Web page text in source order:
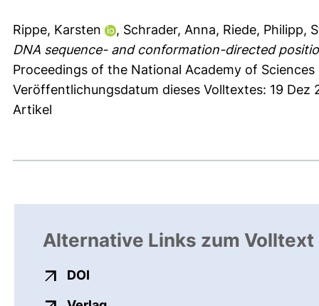
Rippe, Karsten , Schrader, Anna, Riede, Philipp,
DNA sequence- and conformation-directed
Proceedings of the National Academy of
Veröffentlichungsdatum dieses Volltextes: 19 Dez
Artikel
Alternative Links zum Volltext
DOI